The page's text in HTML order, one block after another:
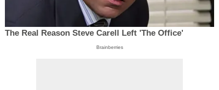
The Real Reason Steve Carell Left 'The Office'
Brainberries